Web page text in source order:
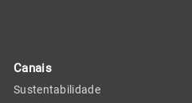
Canais
Sustentabilidade